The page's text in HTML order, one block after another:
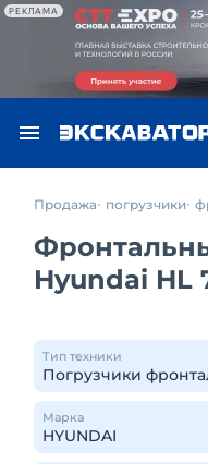
РЕКЛАМА
Продажа погрузчики
Hyundai HL
Тип техники
Марка